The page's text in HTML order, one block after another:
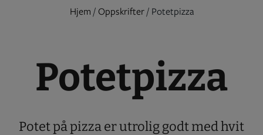
Hjem / Oppskrifter/ Potetpizza
Potetpizza
Potet på pizza er utrolig godt med hvit